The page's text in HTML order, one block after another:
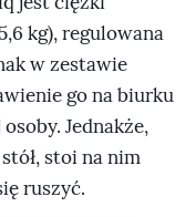
kg), regulowana
w zestawie
go na biurku
Jednakże,
stoi na nim
ruszyć.